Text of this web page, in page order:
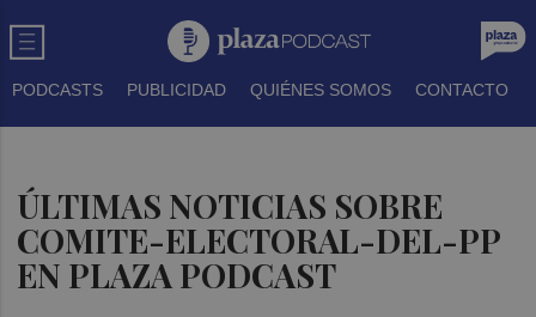
PODCASTS PUBLICIDAD QUIÉNES SOMOS CONTACTO
ÚLTIMAS NOTICIAS SOBRE
COMITE-ELECTORAL-DEL-PP
EN PLAZA PODCAST